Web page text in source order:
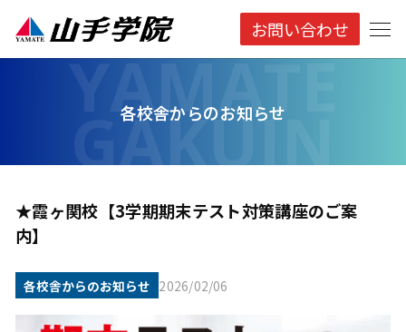
お問い合わせ
各校舎からのお知らせ
★霞ヶ関校【3学期期末テスト対策講座のご案
内】
各校舎からのお知らせ 2026/02/06